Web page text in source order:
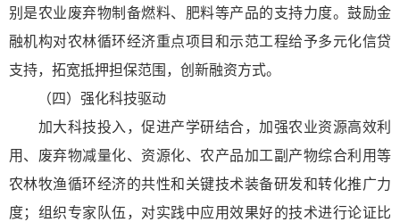
别是农业废弃物制备燃料、肥料等产品的支持力度。鼓励金
融机构对农林循环经济重点项目和示范工程给予多元化信贷
支持，拓宽抵押担保范围，创新融资方式。
（四）强化科技驱动
加大科技投入，促进产学研结合，加强农业资源高效利
用、废弃物减量化、资源化、农产品加工副产物综合利用等
农林牧渔循环经济的共性和关键技术装备研发和转化推广力
度；组织专家队伍，对实践中应用效果好的技术进行论证比